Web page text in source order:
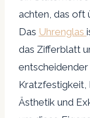
achten, das oft
Das Uhrenglas
das Zifferblatt
Kratzfestigkeit,
Ästhetik und